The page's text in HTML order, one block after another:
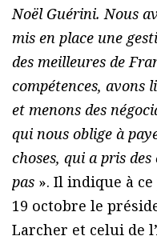
Noël Guérini. Nous
mis en place une
des meilleures de
compétences, avons
et menons des
qui nous oblige à
choses, qui a pris
pas ». Il indique à
19 octobre le
Larcher et celui de